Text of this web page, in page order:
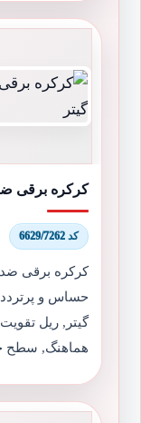
کرکره برقی
کد 6629/7262
کرکره برقی
حساس و پرتردد
گیتر, ریل
هماهنگ, سطح